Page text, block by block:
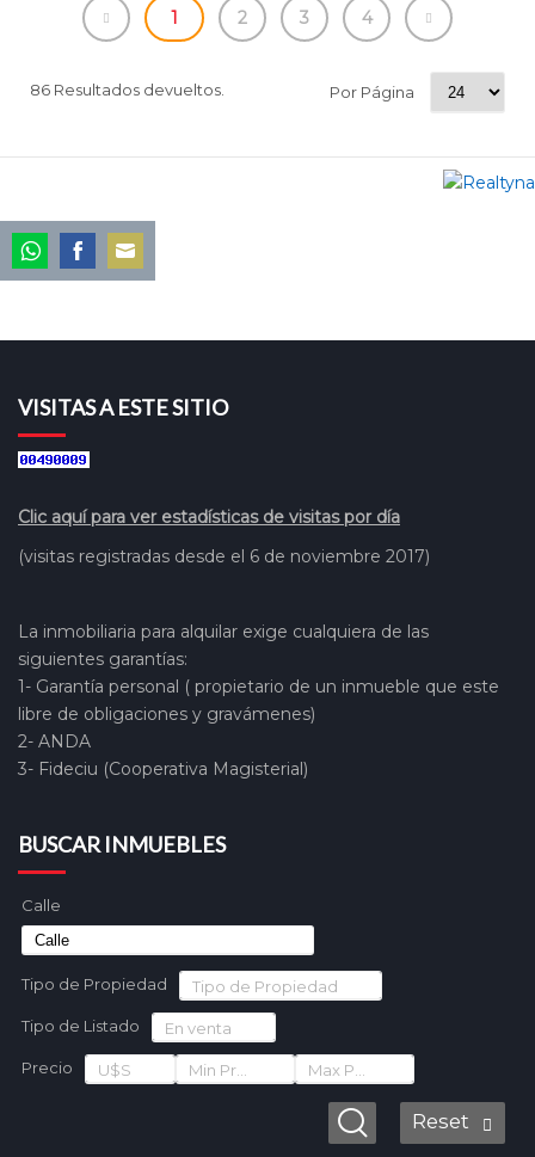
1 2 3 4
86 Resultados devueltos. Por Página
Share
WhatsApp
Share
Facebook
Share
Email
VISITAS A ESTE SITIO
Clic aquí para ver estadísticas de visitas por día
(visitas registradas desde el 6 de noviembre 2017)
La inmobiliaria para alquilar exige cualquiera de las
siguientes garantías:
1- Garantía personal ( propietario de un inmueble que este
libre de obligaciones y gravámenes)
2- ANDA
3- Fideciu (Cooperativa Magisterial)
BUSCAR INMUEBLES
Calle
Tipo de Propiedad Tipo de Propiedad
Tipo de Listado En venta
Precio U$S Min Precio Max Precio
Reset